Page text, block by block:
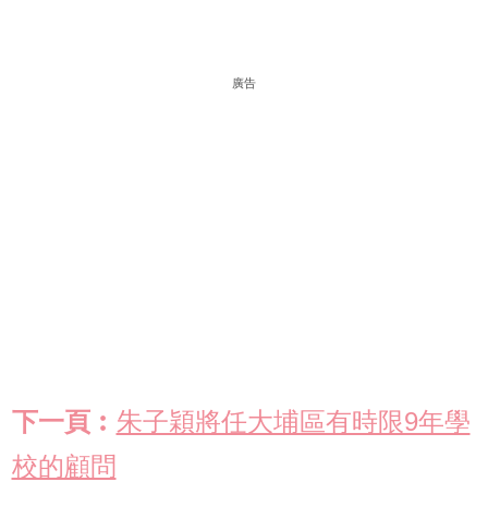
廣告
下一頁︰ 朱子穎將任大埔區有時限9年學
校的顧問